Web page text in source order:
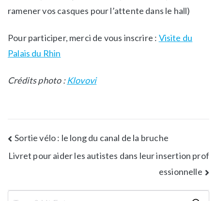
ramener vos casques pour l’attente dans le hall)
Pour participer, merci de vous inscrire : Visite du
Palais du Rhin
Crédits photo :Klovovi
Sortie vélo : le long du canal de la bruche
Livret pour aider les autistes dans leur insertion prof
essionnelle​